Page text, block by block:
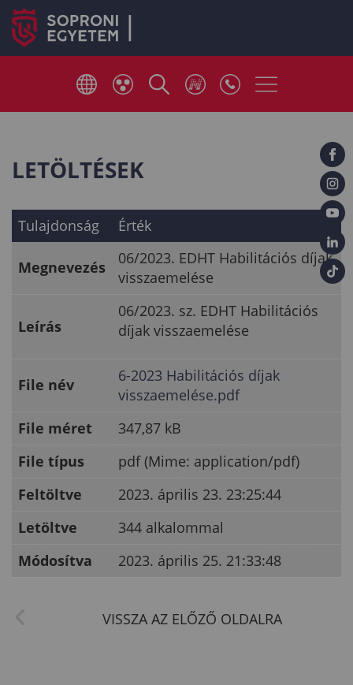
LETÖLTÉSEK
Tulajdonság Érték
Megnevezés
06/2023. EDHT Habilitációs díjak
visszaemelése
Leírás
06/2023. sz. EDHT Habilitációs
díjak visszaemelése
File név
6-2023 Habilitációs díjak
visszaemelése.pdf
File méret
347,87 kB
File típus
pdf (Mime: application/pdf)
Feltöltve
2023. április 23. 23:25:44
Letöltve
344 alkalommal
Módosítva
2023. április 25. 21:33:48